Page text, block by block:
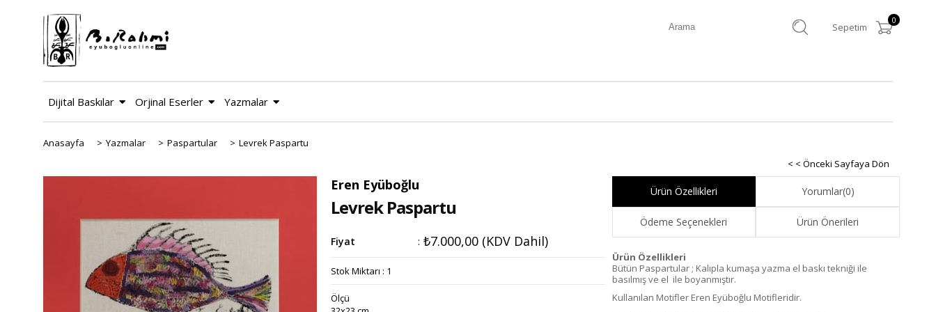
Sepetim
0
Dijital Baskılar Orjinal Eserler Yazmalar
Anasayfa > Yazmalar > Paspartular > Levrek Paspartu
< < Önceki Sayfaya Dön
Eren Eyüboğlu
Levrek Paspartu
Fiyat : ₺7.000,00 (KDV Dahil)
Stok Miktarı : 1
Ölçü
Ürün Özellikleri Yorumlar(0)
Ödeme Seçenekleri Ürün Önerileri
Ürün Özellikleri
Bütün Paspartular ; Kalıpla kumaşa yazma el baskı tekniği ile
basılmış ve el ile boyanmıştır.
Kullanılan Motifler Eren Eyüboğlu Motifleridir.